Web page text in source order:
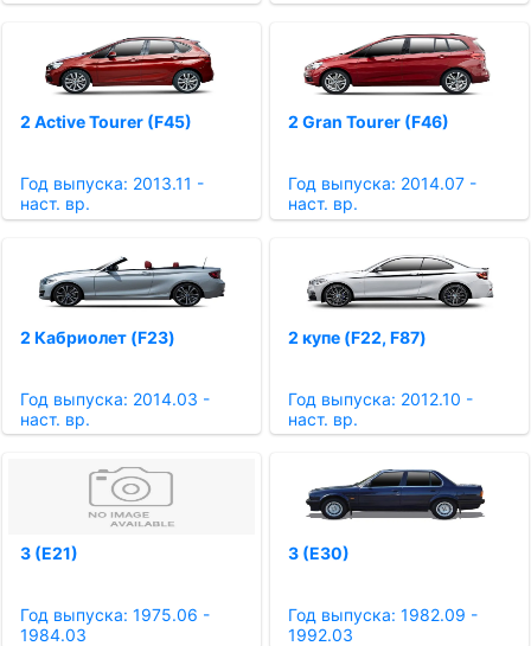
2 Active Tourer (F45)
Год выпуска: 2013.11 -
наст. вр.
2 Gran Tourer (F46)
Год выпуска: 2014.07 -
наст. вр.
2 Кабриолет (F23)
Год выпуска: 2014.03 -
наст. вр.
2 купе (F22, F87)
Год выпуска: 2012.10 -
наст. вр.
3 (E21)
Год выпуска: 1975.06 -
1984.03
3 (E30)
Год выпуска: 1982.09 -
1992.03